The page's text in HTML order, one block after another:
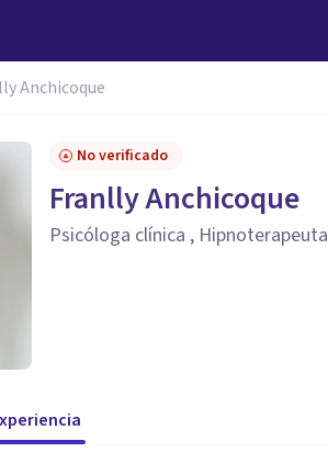
Anchicoque
No verificado
Franlly Anchicoque
Psicóloga clínica , Hipnoterapeuta